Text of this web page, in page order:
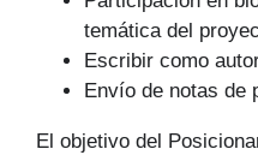
temática del
Escribir como
Envío de notas de
El objetivo del